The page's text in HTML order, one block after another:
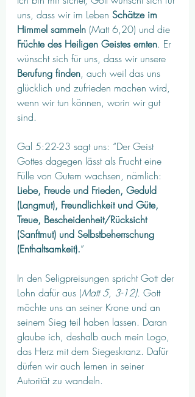
uns, dass wir im Leben Schätze im
Himmel sammeln (Matt 6,20) und die
Früchte des Heiligen Geistes ernten. Er
wünscht sich für uns, dass wir unsere
Berufung finden, auch weil das uns
glücklich und zufrieden machen wird,
wenn wir tun können, worin wir gut
sind.
Gal 5:22-23 sagt uns: “Der Geist
Gottes dagegen lässt als Frucht eine
Fülle von Gutem wachsen, nämlich:
Liebe, Freude und Frieden, Geduld
(Langmut), Freundlichkeit und Güte,
Treue, Bescheidenheit/Rücksicht
(Sanftmut) und Selbstbeherrschung
(Enthaltsamkeit).”
In den Seligpreisungen spricht Gott der
Lohn dafür aus (Matt 5, 3-12). Gott
möchte uns an seiner Krone und an
seinem Sieg teil haben lassen. Daran
glaube ich, deshalb auch mein Logo,
das Herz mit dem Siegeskranz. Dafür
dürfen wir auch lernen in seiner
Autorität zu wandeln.